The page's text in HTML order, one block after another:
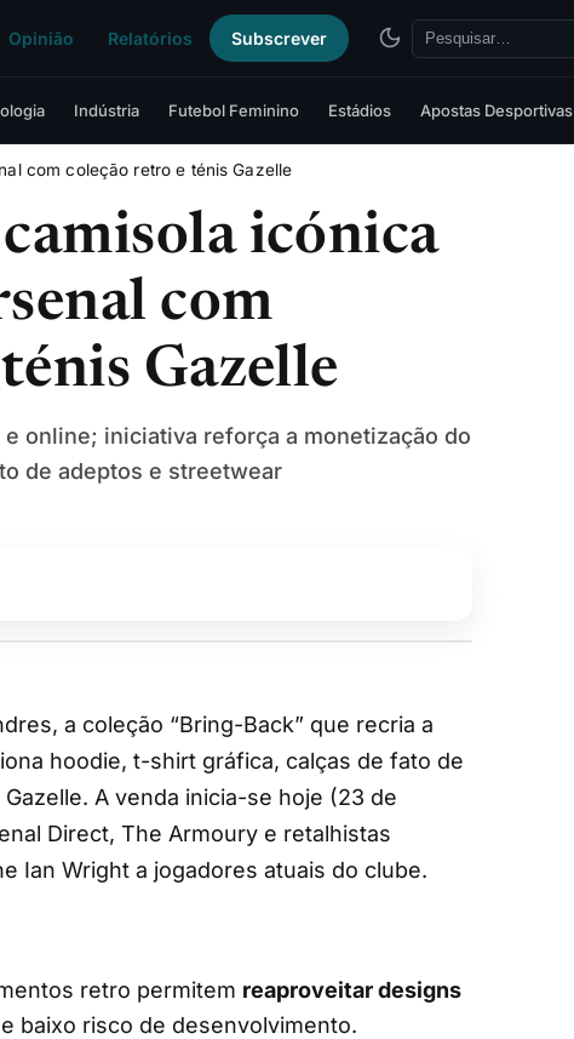
Opinião Relatórios Subscrever
Indústria Futebol Feminino Estádios Apostas Desportivas
com coleção retro e ténis Gazelle
icónica
com
Gazelle
e online; iniciativa reforça a monetização do
de adeptos e streetwear
hoodie, t-shirt gráfica, calças de fato de
A venda inicia-se hoje (23 de
Direct, The Armoury e retalhistas
Ian Wright a jogadores atuais do clube.
retro permitem reaproveitar designs
baixo risco de desenvolvimento.